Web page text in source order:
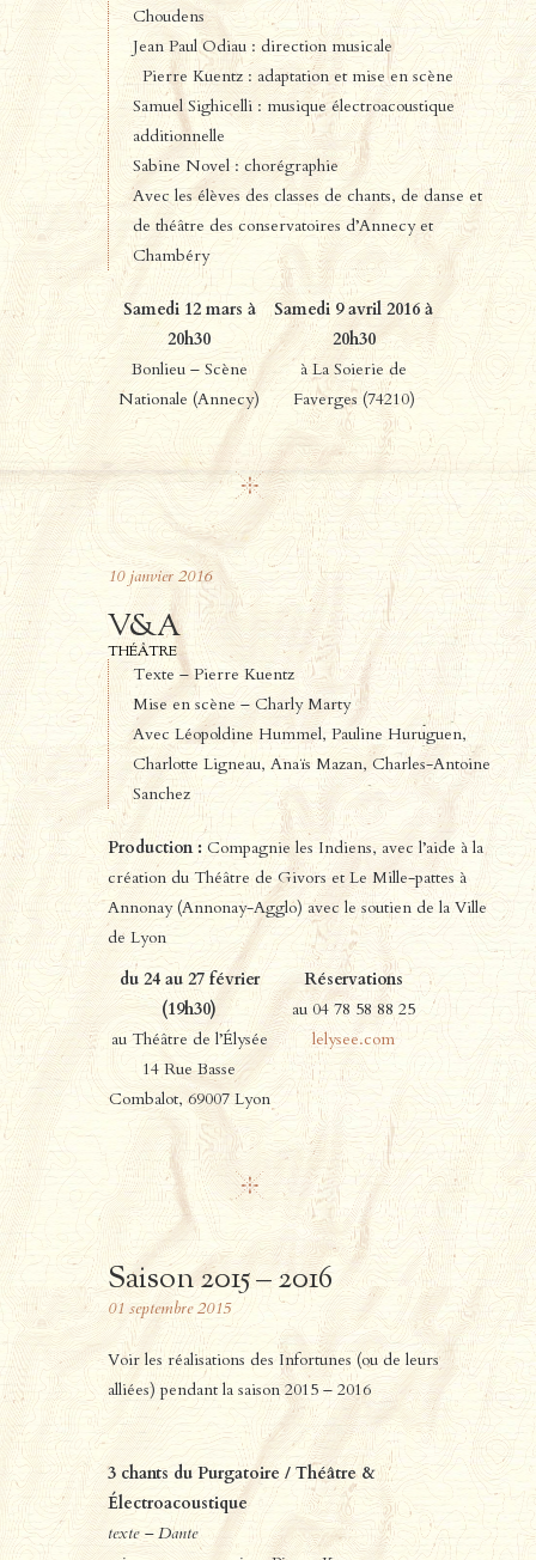
Choudens
Jean Paul Odiau : direction musicale
Pierre Kuentz : adaptation et mise en scène
Samuel Sighicelli : musique électroacoustique
additionnelle
Sabine Novel : chorégraphie
Avec les élèves des classes de chants, de danse et
de théâtre des conservatoires d’Annecy et
Chambéry
Samedi 12 mars à
20h30
Bonlieu – Scène
Nationale (Annecy)
Samedi 9 avril 2016 à
20h30
à La Soierie de
Faverges (74210)
10 janvier 2016
V&A
THÉÂTRE
Texte – Pierre Kuentz
Mise en scène – Charly Marty
Avec Léopoldine Hummel, Pauline Huruguen,
Charlotte Ligneau, Anaïs Mazan, Charles-Antoine
Sanchez
Production :Compagnie les Indiens, avec l’aide à la
création du Théâtre de Givors et Le Mille-pattes à
Annonay (Annonay-Agglo) avec le soutien de la Ville
de Lyon
du 24 au 27 février
(19h30)
au Théâtre de l’Élysée
14 Rue Basse
Combalot, 69007 Lyon
Réservations
au 04 78 58 88 25
lelysee.com
Saison 2015 – 2016
01 septembre 2015
Voir les réalisations des Infortunes (ou de leurs
alliées) pendant la saison 2015 – 2016
3 chants du Purgatoire / Théâtre &
Électroacoustique
texte – Dante